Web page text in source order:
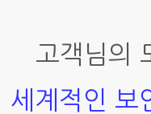
고객님의
세계적인 보